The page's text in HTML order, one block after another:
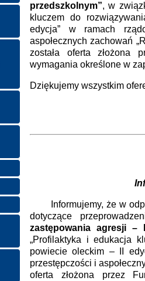
przedszkolnym”, w
kluczem do
edycja” w ramach
aspołecznych zachowań
została oferta złożona
wymagania określone w
Dziękujemy wszystkim
Dyrektor
Informujemy, że w
dotyczące
zastępowania agresji –
„Profilaktyka i edukacja
powiecie oleckim – II
przestępczości i
oferta złożona przez